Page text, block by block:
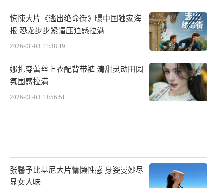
惊悚大片《逃出绝命街》曝中国独家海
报 恐龙步步紧逼压迫感拉满
2026-08-03 11:38:19
娜扎穿蕾丝上衣配背带裤 清甜灵动田园
氛围感拉满
2026-08-03 13:56:51
张馨予比基尼大片慵懒性感 身姿曼妙尽
显女人味